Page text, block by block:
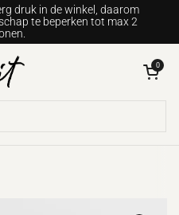
druk in de winkel, daarom
te beperken tot max 2
Winkelwagentje
0